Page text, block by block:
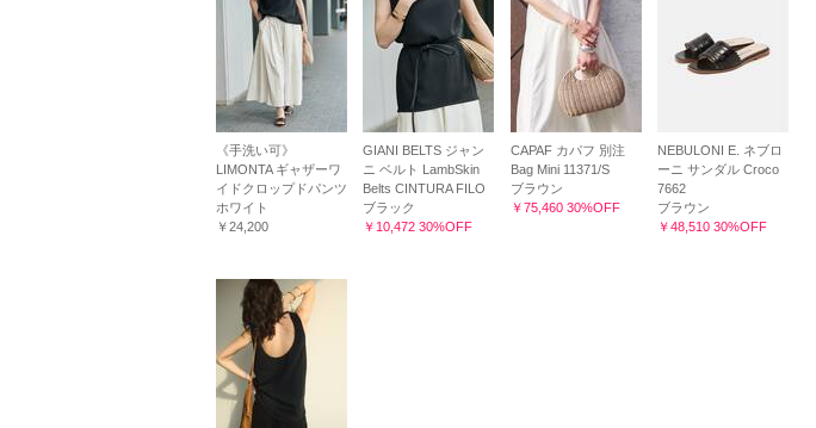
《手洗い可》
LIMONTA ギャザーワ
イドクロップドパンツ
ホワイト
￥24,200
GIANI BELTS ジャン
ニ ベルト LambSkin
Belts CINTURA FILO
ブラック
￥10,472 30%OFF
CAPAF カパフ 別注
Bag Mini 11371/S
ブラウン
￥75,460 30%OFF
NEBULONI E. ネブロ
ーニ サンダル Croco
7662
ブラウン
￥48,510 30%OFF